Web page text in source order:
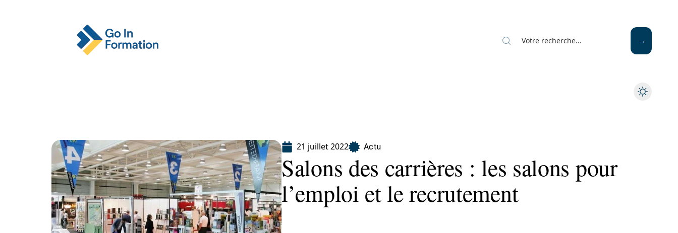
21 juillet 2022 Actu
Salons des carrières : les salons pour
l’emploi et le recrutement